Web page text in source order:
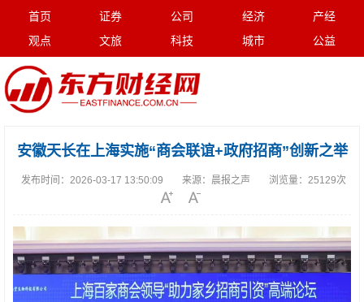
首页 证券 公司 经济
产经
观点
文旅 科技 城市 公益
安徽天长在上海实施“商会联谊+政府招商”创新之举
发布时间： 2026-03-17 13:50:09 来源： 晨报之声 浏览量： 25129次